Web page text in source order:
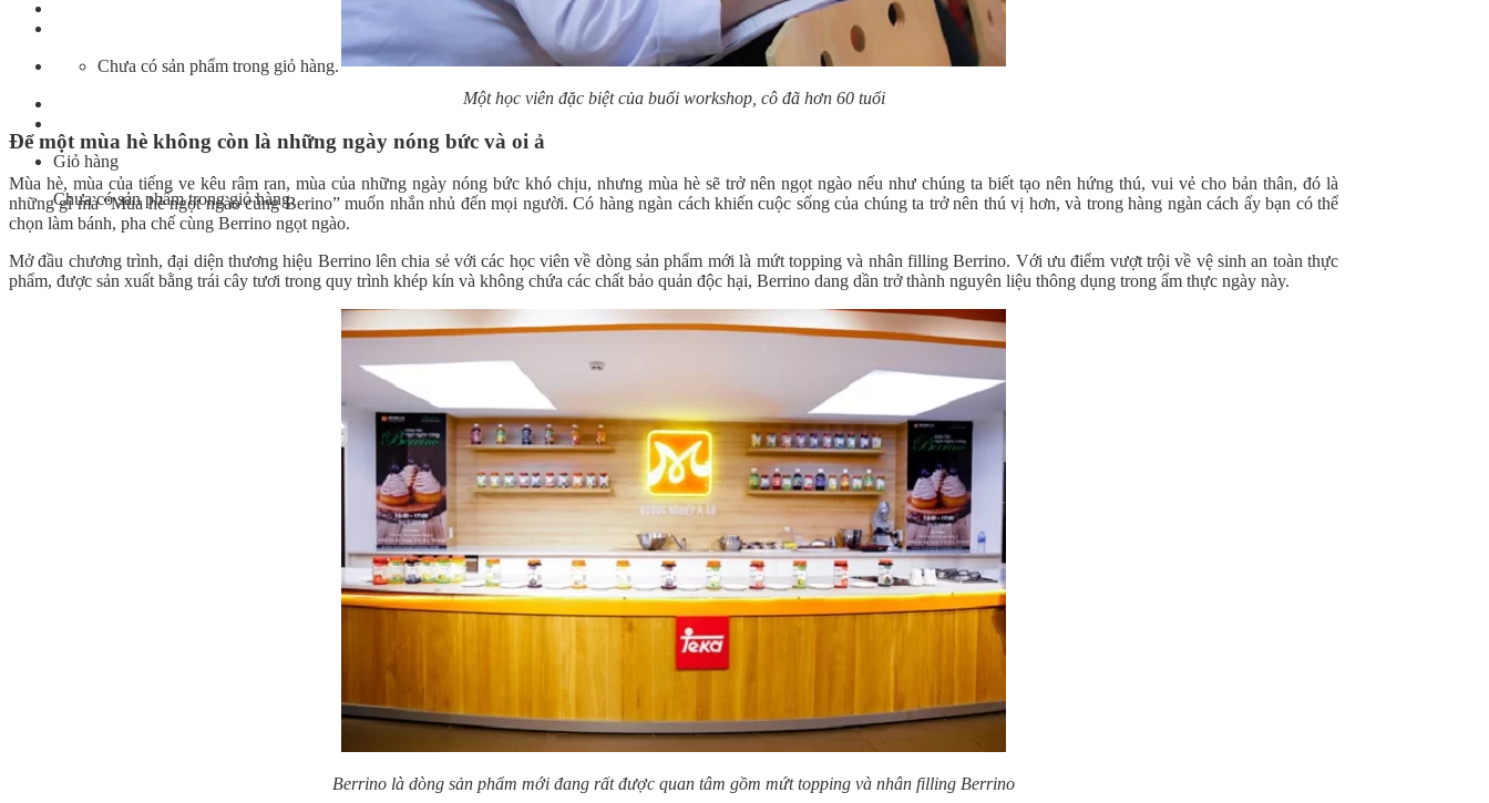
Chưa có sản phẩm trong giỏ hàng.
Giỏ hàng
Chưa có sản phẩm trong giỏ hàng.
Một học viên đặc biệt của buổi workshop, cô đã hơn 60 tuổi
Để một mùa hè không còn là những ngày nóng bức và oi ả
Mùa hè, mùa của tiếng ve kêu râm ran, mùa của những ngày nóng bức khó chịu, nhưng mùa hè sẽ trở nên ngọt ngào nếu như chúng ta biết tạo nên hứng thú, vui vẻ cho bản thân, đó là
những gì mà “Mùa hè ngọt ngào cùng Berino” muốn nhắn nhủ đến mọi người. Có hàng ngàn cách khiến cuộc sống của chúng ta trở nên thú vị hơn, và trong hàng ngàn cách ấy bạn có thể
chọn làm bánh, pha chế cùng Berrino ngọt ngào.
Mở đầu chương trình, đại diện thương hiệu Berrino lên chia sẻ với các học viên về dòng sản phẩm mới là mứt topping và nhân filling Berrino. Với ưu điểm vượt trội về vệ sinh an toàn thực
phẩm, được sản xuất bằng trái cây tươi trong quy trình khép kín và không chứa các chất bảo quản độc hại, Berrino dang dần trở thành nguyên liệu thông dụng trong ẩm thực ngày này.
Berrino là dòng sản phẩm mới đang rất được quan tâm gồm mứt topping và nhân filling Berrino